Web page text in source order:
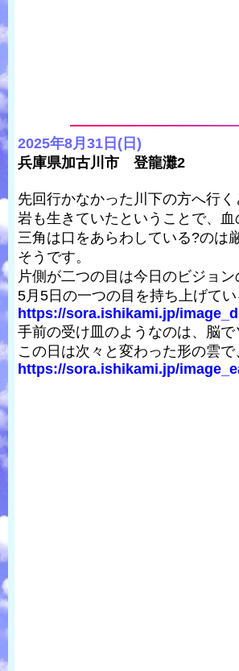
2025年8月31日(日)
兵庫県加古川市 登龍灘2
先回行かなかった川下の方へ行
岩も生きていたということで、血
三角は口をあらわしている?のは
そうです。
片側が二つの目は今日のビジョ
5月5日の一つの目を持ち上げて
https://sora.ishikami.jp/
手前の受け皿のようなのは、脳
この日は次々と変わった形の雲
https://sora.ishikami.jp/